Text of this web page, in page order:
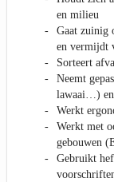
en milieu
Gaat zuinig
en vermijdt
Sorteert
Neemt
lawaai…) en
Werkt
Werkt met
gebouwen
Gebruikt